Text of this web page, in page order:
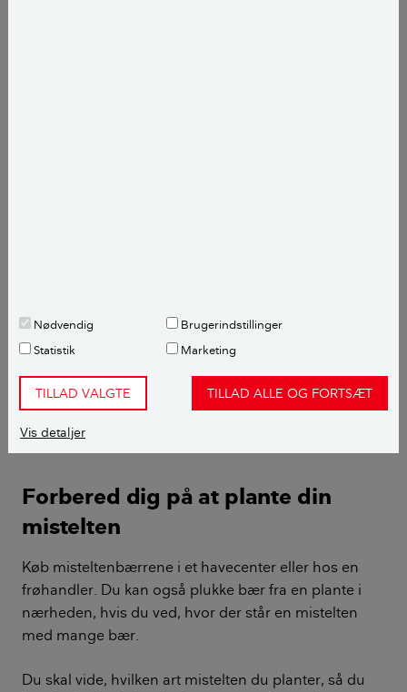
Nødvendig
Brugerindstillinger
Statistik
Marketing
TILLAD VALGTE TILLAD ALLE OG FORTSÆT
Vis detaljer
Du kan dyrke løvtræ-misteltenen på et æbletræ. Foto: iStock
Forbered dig på at plante din
mistelten
Køb misteltenbærrene i et havecenter eller hos en
frøhandler. Du kan også plukke bær fra en plante i
nærheden, hvis du ved, hvor der står en mistelten
med mange bær.
Du skal vide, hvilken art mistelten du planter, så du